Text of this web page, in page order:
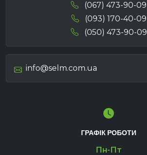
(067) 473-90-09
(093) 170-40-09
(050) 473-90-09
info@selm.com.ua
ГРАФІК РОБОТИ
Пн-Пт